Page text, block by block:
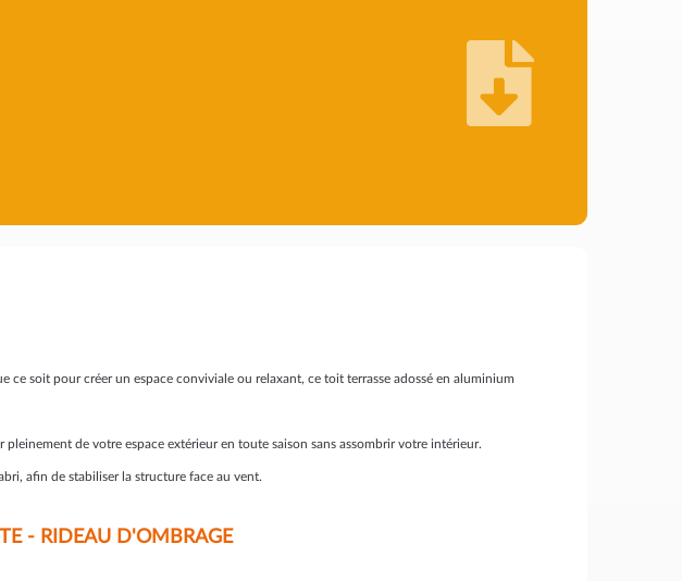
soit pour créer un espace conviviale ou relaxant, ce toit terrasse adossé en aluminium
de votre espace extérieur en toute saison sans assombrir votre intérieur.
afin de stabiliser la structure face au vent.
- RIDEAU D'OMBRAGE